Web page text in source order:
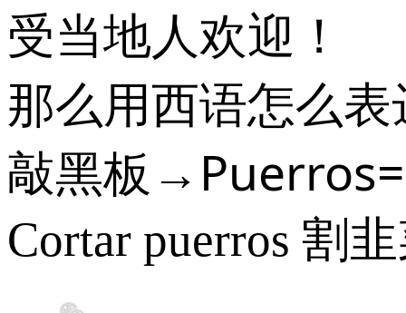
受当地人欢迎！
那么用西语怎么
敲黑板
Cortar puerros 割